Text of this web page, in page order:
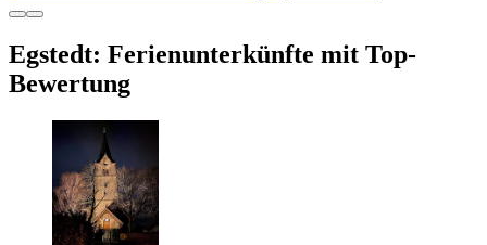
Egstedt: Ferienunterkünfte mit Top-
Bewertung